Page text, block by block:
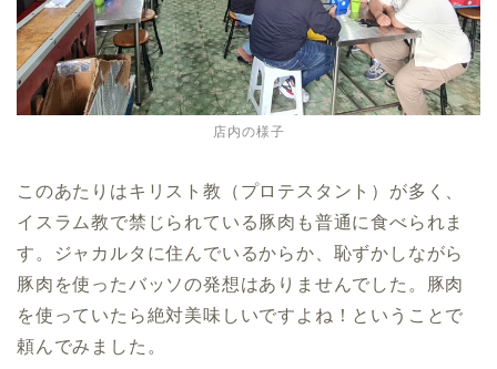
店内の様子
このあたりはキリスト教（プロテスタント）が多く、
イスラム教で禁じられている豚肉も普通に食べられま
す。ジャカルタに住んでいるからか、恥ずかしながら
豚肉を使ったバッソの発想はありませんでした。豚肉
を使っていたら絶対美味しいですよね！ということで
頼んでみました。